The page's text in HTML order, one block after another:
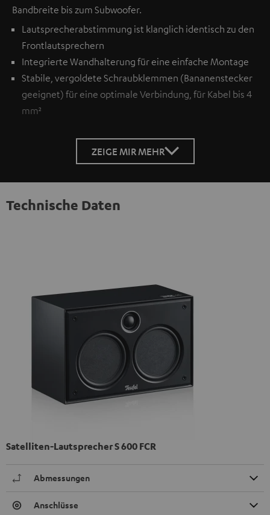
Bandbreite bis zum Subwoofer.
Lautsprecherabstimmung ist klanglich identisch zu den
Frontlautsprechern
Integrierte Wandhalterung für eine einfache Montage
Stabile, vergoldete Schraubklemmen (Bananenstecker
geeignet) für eine optimale Verbindung, für Kabel bis 4
mm²
ZEIGE MIR MEHR
Technische Daten
Satelliten-Lautsprecher S 600 FCR
Abmessungen
Anschlüsse